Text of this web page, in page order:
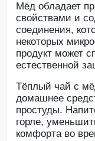
Мёд обладает
свойствами и
соединения,
некоторых
продукт может
естественной
Тёплый чай с
домашнее
простуды.
горле,
комфорта во